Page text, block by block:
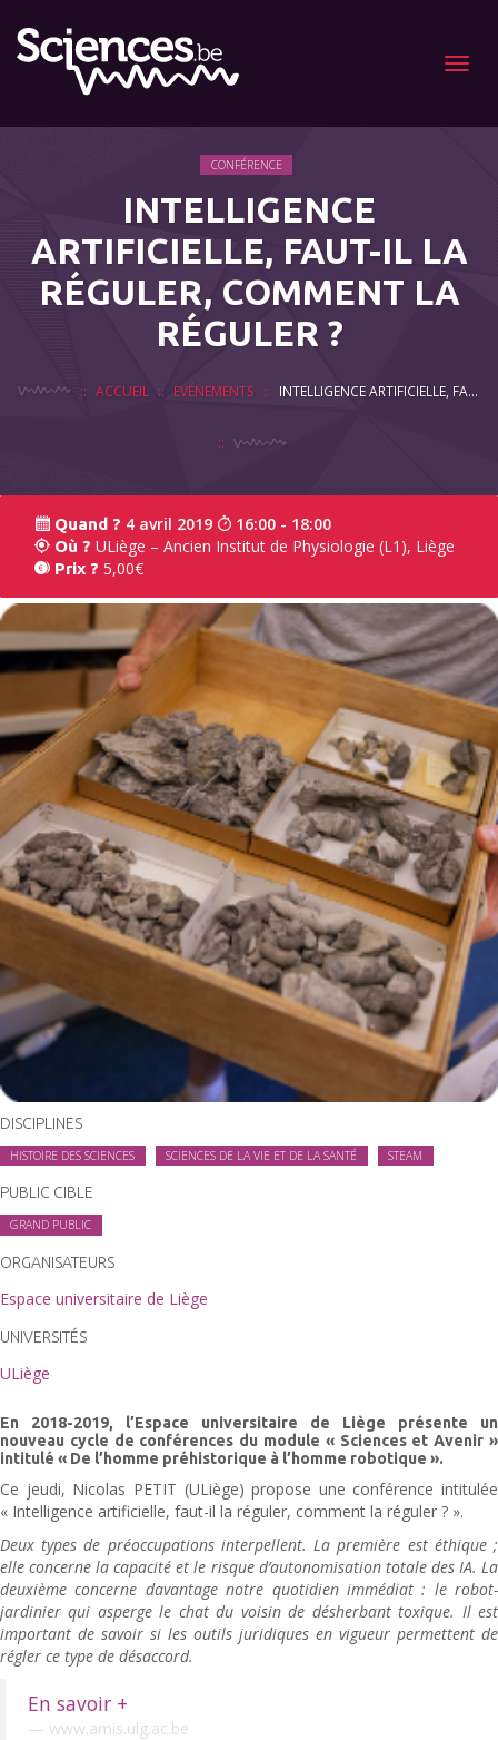
Menu
CONFÉRENCE
INTELLIGENCE
ARTIFICIELLE, FAUT-IL LA
RÉGULER, COMMENT LA
RÉGULER ?
ACCUEIL EVÉNEMENTS INTELLIGENCE ARTIFICIELLE, FAUT-IL LA RÉGULER, COMMENT LA RÉGULER ?
Quand ? 4 avril 2019 16:00 - 18:00
Où ? ULiège – Ancien Institut de Physiologie (L1), Liège
Prix ? 5,00€
DISCIPLINES
HISTOIRE DES SCIENCES SCIENCES DE LA VIE ET DE LA SANTÉ STEAM
PUBLIC CIBLE
GRAND PUBLIC
ORGANISATEURS
Espace universitaire de Liège
UNIVERSITÉS
ULiège
En 2018-2019, l’Espace universitaire de Liège présente un
nouveau cycle de conférences du module « Sciences et Avenir »
intitulé « De l’homme préhistorique à l’homme robotique ».
Ce jeudi, Nicolas PETIT (ULiège) propose une conférence intitulée
« Intelligence artificielle, faut-il la réguler, comment la réguler ? ».
Deux types de préoccupations interpellent. La première est éthique ;
elle concerne la capacité et le risque d’autonomisation totale des IA. La
deuxième concerne davantage notre quotidien immédiat : le robot-
jardinier qui asperge le chat du voisin de désherbant toxique. Il est
important de savoir si les outils juridiques en vigueur permettent de
régler ce type de désaccord.
En savoir +
www.amis.ulg.ac.be